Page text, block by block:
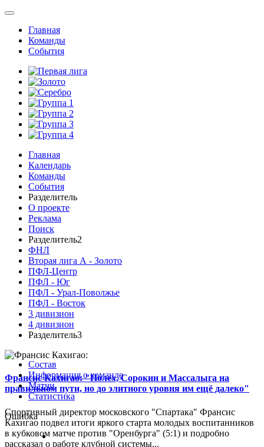
Главная
Команды
События
Главная
Календарь
Команды
События
Разделитель
О проекте
Реклама
Поиск
Разделитель2
ФНЛ
Вторая лига А - Золото
ПФЛ-Центр
ПФЛ - Юг
ПФЛ - Урал-Поволжье
ПФЛ - Восток
3 дивизион
4 дивизион
Разделитель3
Франсис Кахигао: "Полех, Сорокин и Массалыга на
правильном пути, но до элитного уровня им ещё далеко"
Спортивный директор московского "Спартака" Франсис
Кахигао подвел итоги яркого старта молодых воспитанников
в кубковом матче против "Оренбурга" (5:1) и подробно
рассказал о работе клубной системы...
Состав
Информация о команде
Матчи
Статистика
Ошибка